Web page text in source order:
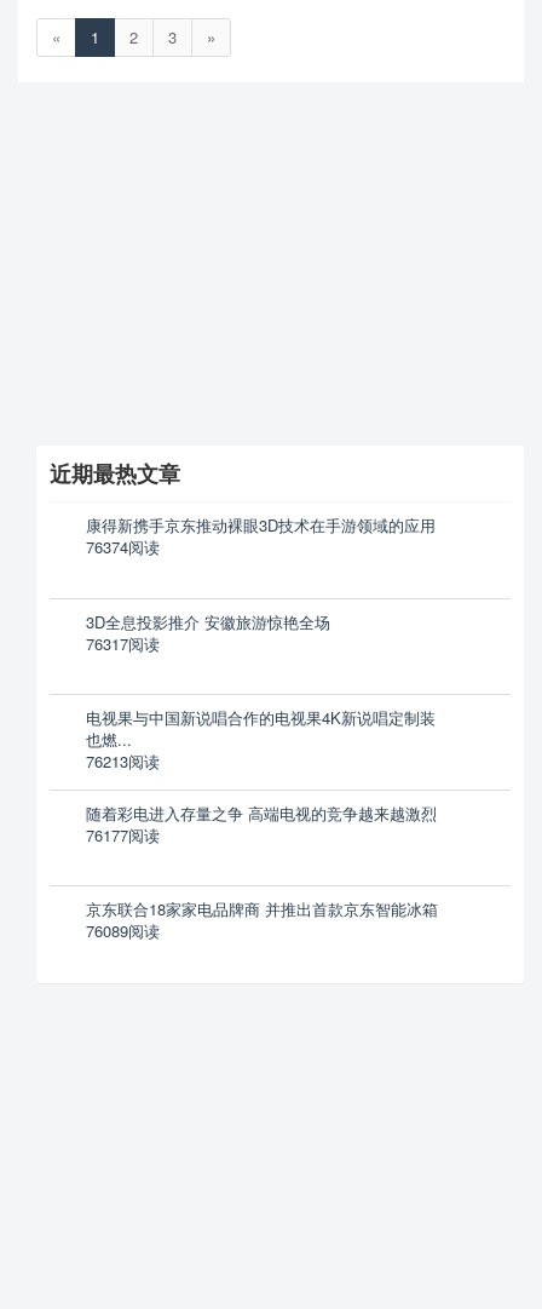
« 1 2 3 »
近期最热文章
康得新携手京东推动裸眼3D技术在手游领域的应用
76374阅读
3D全息投影推介 安徽旅游惊艳全场
76317阅读
电视果与中国新说唱合作的电视果4K新说唱定制装
也燃...
76213阅读
随着彩电进入存量之争 高端电视的竞争越来越激烈
76177阅读
京东联合18家家电品牌商 并推出首款京东智能冰箱
76089阅读